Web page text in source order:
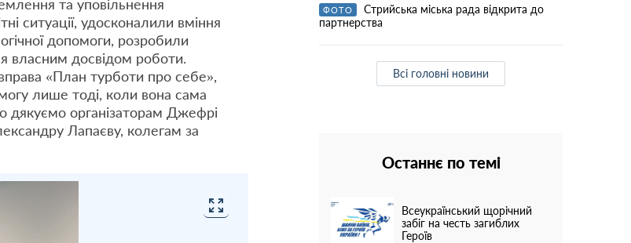
та уповільнення
ситуації, удосконалили вміння
допомоги, розробили
власним досвідом роботи.
«План турботи про себе»,
лише тоді, коли вона сама
дякуємо організаторам Джефрі
Лапаєву, колегам за
ФОТО
Стрийська міська рада відкрита до
партнерства
Всі головні новини
Останнє по темі
Всеукраїнський щорічний
забіг на честь загиблих
Героїв